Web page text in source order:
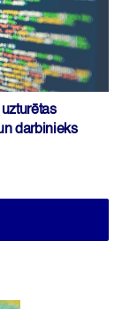
darbinieks